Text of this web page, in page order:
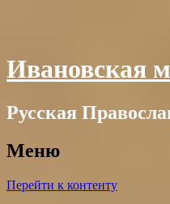
Ивановская
Русская
Меню
Перейти к контенту